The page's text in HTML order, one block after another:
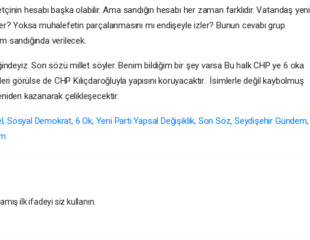
hesabı başka olabilir. Ama sandığın hesabı her zaman farklıdır. Vatandaş yeni
Yoksa muhalefetin parçalanmasını mı endişeyle izler? Bunun cevabı grup
sandığında verilecek.
Son sözü millet söyler. Benim bildiğim bir şey varsa Bu halk CHP ye 6 oka
görülse de CHP Kılıçdaroğluyla yapısını koruyacaktır. İsimlerle değil kaybolmuş
kazanarak çelikleşecektir.
Sosyal Demokrat, 6 Ok, Yeni Parti Yapsal Değişiklik, Son Söz, Seydişehir Gündem,
ilk ifadeyi siz kullanın.